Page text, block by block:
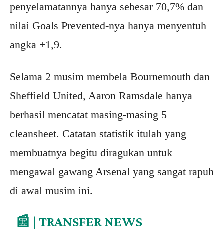
penyelamatannya hanya sebesar 70,7% dan
nilai Goals Prevented-nya hanya menyentuh
angka +1,9.
Selama 2 musim membela Bournemouth dan
Sheffield United, Aaron Ramsdale hanya
berhasil mencatat masing-masing 5
cleansheet. Catatan statistik itulah yang
membuatnya begitu diragukan untuk
mengawal gawang Arsenal yang sangat rapuh
di awal musim ini.
📰 | TRANSFER NEWS